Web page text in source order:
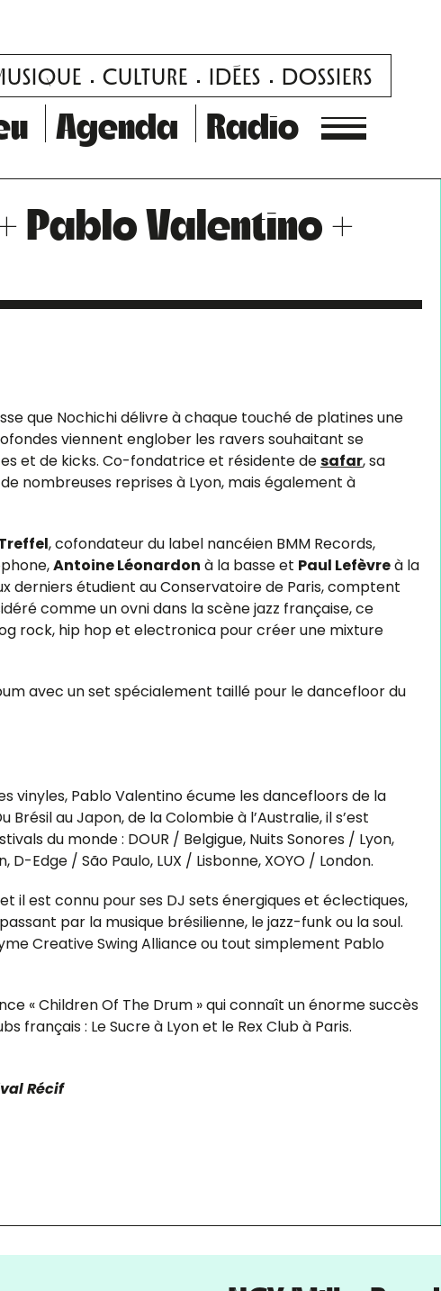
CULTURE IDÉES DOSSIERS
Agenda Radio
Pablo Valentino +
que Nochichi délivre à chaque touché de platines une
viennent englober les ravers souhaitant se
et de kicks. Co-fondatrice et résidente desafar, sa
nombreuses reprises à Lyon, mais également à
, cofondateur du label nancéien BMM Records,
Antoine Léonardon à la basse et Paul Lefèvreà la
derniers étudient au Conservatoire de Paris, comptent
comme un ovni dans la scène jazz française, ce
rock, hip hop et electronica pour créer une mixture
avec un set spécialement taillé pour le dancefloor du
Pablo Valentino écume les dancefloors de la
au Japon, de la Colombie à l’Australie, il s’est
du monde : DOUR / Belgigue, Nuits Sonores / Lyon,
Edge / São Paulo, LUX / Lisbonne, XOYO / London.
il est connu pour ses DJ sets énergiques et éclectiques,
par la musique brésilienne, le jazz-funk ou la soul.
Creative Swing Alliance ou tout simplement Pablo
« Children Of The Drum » qui connaît un énorme succès
français : Le Sucre à Lyon et le Rex Club à Paris.
Récif